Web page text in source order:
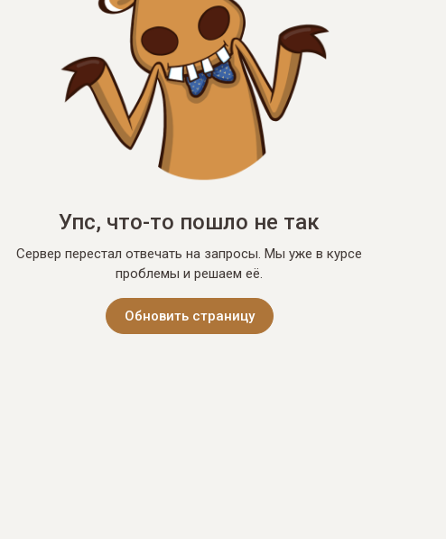
Упс, что-то пошло не так
Сервер перестал отвечать на запросы. Мы уже в курсе
проблемы и решаем её.
Обновить страницу